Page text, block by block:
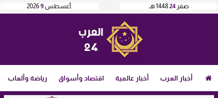
أغسطس9
2026 صفر 241448 هـ
أخبار العرب أخبار عالمية اقتصاد وأسواق رياضة وألعاب